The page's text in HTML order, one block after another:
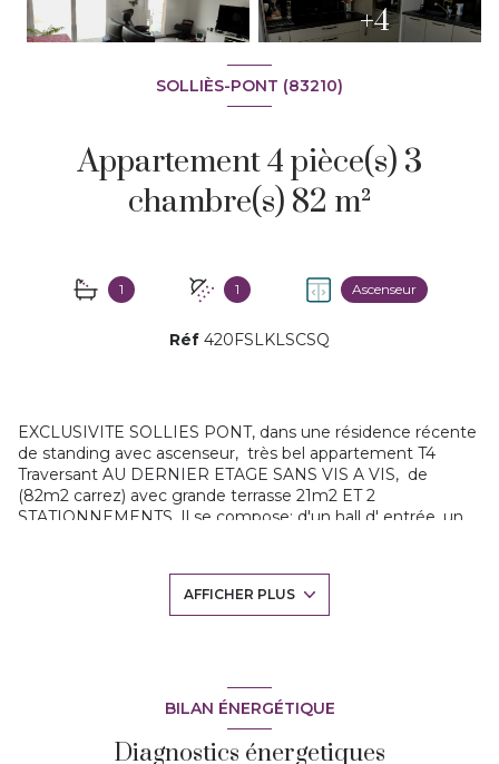
+4
SOLLIÈS-PONT (83210)
Appartement 4 pièce(s) 3
chambre(s) 82 m²
1 1 Ascenseur
Réf 420FSLKLSCSQ
EXCLUSIVITE SOLLIES PONT, dans une résidence récente
de standing avec ascenseur, très bel appartement T4
Traversant AU DERNIER ETAGE SANS VIS A VIS, de
(82m2 carrez) avec grande terrasse 21m2 ET 2
STATIONNEMENTS. Il se compose: d'un hall d' entrée, un
de bains, wc , placards. Une superbe terrasse 21M2 avec
VUE DEGAGEE, et 2 stationnements privatif pour
compléter cette offre. Appartement en PARFAIT ETAT.
00 90 11, Agent commercial immatriculé au RSAC de
TOULON sous le numéro 817 486 178. Les honoraires sont
AFFICHER PLUS
BILAN ÉNERGÉTIQUE
Diagnostics énergetiques